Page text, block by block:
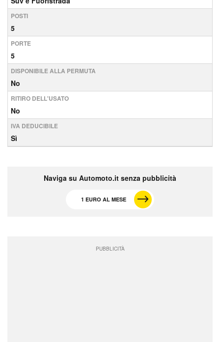
POSTI
5
PORTE
5
DISPONIBILE ALLA PERMUTA
No
RITIRO DELL'USATO
No
IVA DEDUCIBILE
Sì
Naviga su Automoto.it senza pubblicità
1 EURO AL MESE
PUBBLICITÀ